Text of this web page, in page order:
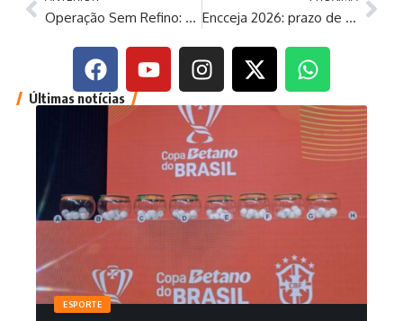
Operação Sem Refino: Cláudio Castro é alvo de busca e apreensão Encceja 2026: prazo de inscrição gratuita termina nesta sexta-feira
Últimas notícias
ESPORTE